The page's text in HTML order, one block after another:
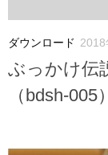
ダウンロード 2018
ぶっかけ伝
（bdsh-